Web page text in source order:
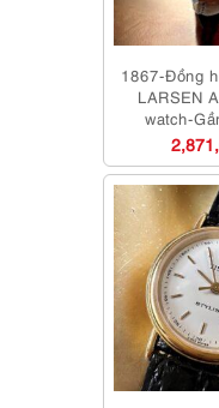
1867-Đồng
LARSEN
watch-